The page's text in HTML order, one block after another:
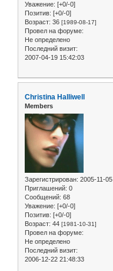
Уважение: [+0/-0]
Позитив: [+0/-0]
Возраст: 36 [1989-08-17]
Провел на форуме:
Не определено
Последний визит:
2007-04-19 15:42:03
Christina Halliwell
Members
Зарегистрирован: 2005-11-05
Приглашений: 0
Сообщений: 68
Уважение: [+0/-0]
Позитив: [+0/-0]
Возраст: 44 [1981-10-31]
Провел на форуме:
Не определено
Последний визит:
2006-12-22 21:48:33